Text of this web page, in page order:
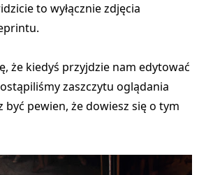
to wyłącznie zdjęcia
że kiedyś przyjdzie nam edytować
zaszczytu oglądania
być pewien, że dowiesz się o tym